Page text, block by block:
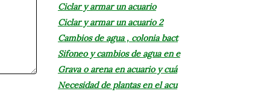
Ciclar y armar un acuario
Ciclar y armar un acuario 2
Cambios de agua , colonia bact
Sifoneo y cambios de agua en e
Grava o arena en acuario y cuá
Necesidad de plantas en el acu